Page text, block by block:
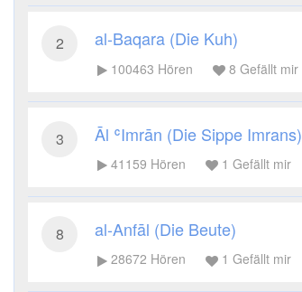
2 al-Baqara (Die Kuh)
100463 Hören 8 Gefällt mir
3 Āl ʿImrān (Die Sippe Imrans)
41159 Hören 1 Gefällt mir
8 al-Anfāl (Die Beute)
28672 Hören 1 Gefällt mir